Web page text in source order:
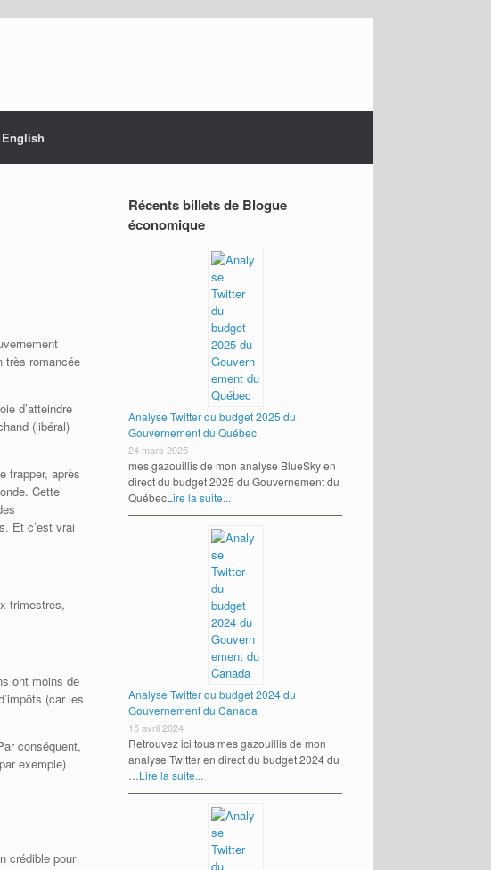
English
très romancée
d’atteindre
(libéral)
frapper, après
Cette
Et c’est vrai
trimestres,
ont moins de
(car les
conséquent,
exemple)
crédible pour
Récents billets de Blogue
économique
Analyse Twitter du budget 2025 du
Gouvernement du Québec
24 mars 2025
mes gazouillis de mon analyse BlueSky en
direct du budget 2025 du Gouvernement du
QuébecLire la suite...
Analyse Twitter du budget 2024 du
Gouvernement du Canada
15 avril 2024
Retrouvez ici tous mes gazouillis de mon
analyse Twitter en direct du budget 2024 du
…Lire la suite...